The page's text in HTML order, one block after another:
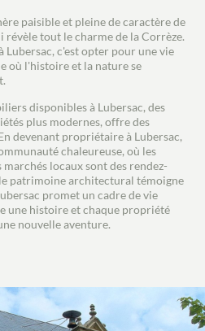
paisible et pleine de caractère de
révèle tout le charme de la Corrèze.
c'est opter pour une vie
où l'histoire et la nature se
disponibles à Lubersac, des
plus modernes, offre des
devenant propriétaire à Lubersac,
chaleureuse, où les
locaux sont des rendez-
patrimoine architectural témoigne
promet un cadre de vie
une histoire et chaque propriété
nouvelle aventure.